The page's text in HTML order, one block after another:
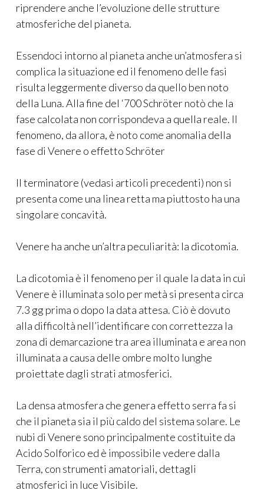
riprendere anche l’evoluzione delle strutture
atmosferiche del pianeta.
Essendoci intorno al pianeta anche un’atmosfera si
complica la situazione ed il fenomeno delle fasi
risulta leggermente diverso da quello ben noto
della Luna. Alla fine del ‘700 Schröter notò che la
fase calcolata non corrispondeva a quella reale. Il
fenomeno, da allora, è noto come anomalia della
fase di Venere o effetto Schröter
Il terminatore (vedasi articoli precedenti) non si
presenta come una linea retta ma piuttosto ha una
singolare concavità.
Venere ha anche un’altra peculiarità: la dicotomia.
La dicotomia è il fenomeno per il quale la data in cui
Venere è illuminata solo per metà si presenta circa
7.3 gg prima o dopo la data attesa. Ciò è dovuto
alla difficoltà nell’identificare con correttezza la
zona di demarcazione tra area illuminata e area non
illuminata a causa delle ombre molto lunghe
proiettate dagli strati atmosferici.
La densa atmosfera che genera effetto serra fa si
che il pianeta sia il più caldo del sistema solare. Le
nubi di Venere sono principalmente costituite da
Acido Solforico ed è impossibile vedere dalla
Terra, con strumenti amatoriali, dettagli
atmosferici in luce Visibile.